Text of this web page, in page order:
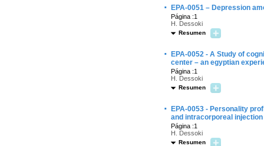
· EPA-0051 – Depression
Página :1
H. Dessoki
Resumen
·
EPA-0052 - A Study of
center – an egyptian
Página :1
H. Dessoki
Resumen
·
EPA-0053 - Personality
and intracorporeal injection
Página :1
H. Dessoki
Resumen